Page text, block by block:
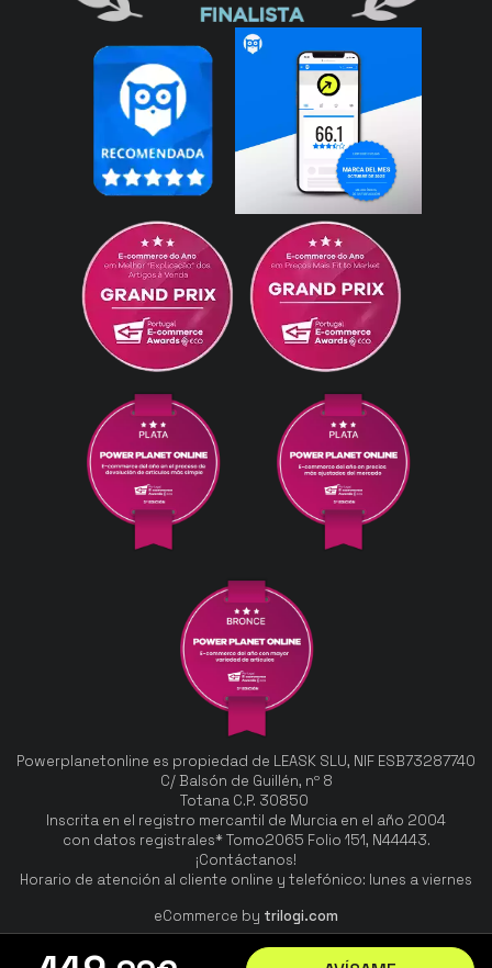
Powerplanetonline es propiedad de LEASK SLU, NIF ESB73287740
C/ Balsón de Guillén, nº 8
Totana C.P. 30850
Inscrita en el registro mercantil de Murcia en el año 2004
con datos registrales* Tomo2065 Folio 151, N44443.
¡Contáctanos!
Horario de atención al cliente online y telefónico: lunes a viernes
eCommerce by trilogi.com